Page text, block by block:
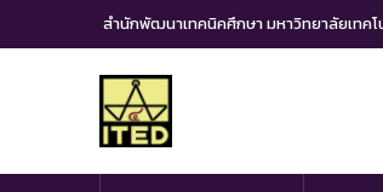
สำนักพัฒนาเทคนิคศึกษา มหาวิทยาลัยเทค